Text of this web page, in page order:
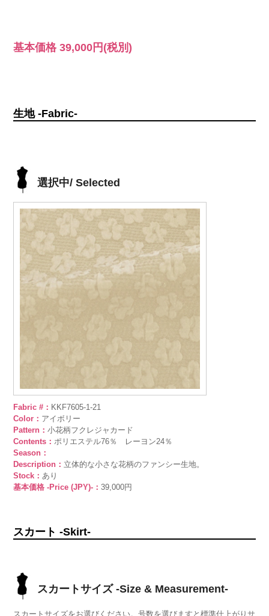
基本価格39,000円 (税別)
生地 -Fabric-
選択中/ Selected
Fabric #： KKF7605-1-21
Color： アイボリー
Pattern：小花柄フクレジャカード
Contents：ポリエステル76％ レーヨン24％
Season：
Description： 立体的な小さな花柄のファンシー生地。
Stock：あり
基本価格 -Price (JPY)-：39,000円
スカート -Skirt-
スカートサイズ -Size & Measurement-
スカートサイズをお選びください。号数を選びますと標準仕上がりサ